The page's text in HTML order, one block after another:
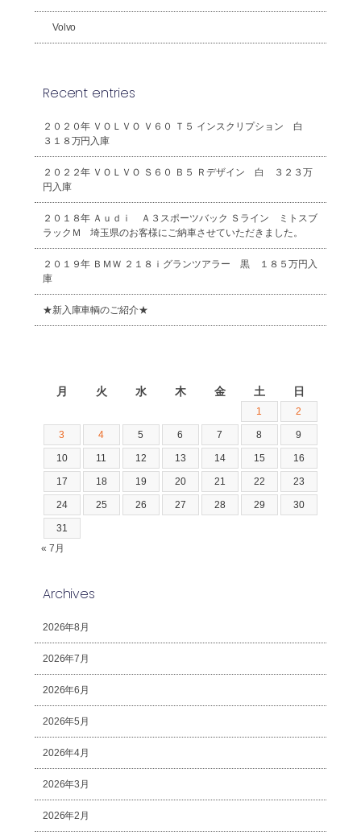
Volvo
Recent entries
２０２０年 ＶＯＬＶＯ Ｖ６０ Ｔ５ インスクリプション 白
３１８万円入庫
２０２２年 ＶＯＬＶＯ Ｓ６０ Ｂ５ Ｒデザイン 白 ３２３万
円入庫
２０１８年 Ａｕｄｉ Ａ３スポーツバック Ｓライン ミトスブ
ラックＭ 埼玉県のお客様にご納車させていただきました。
２０１９年 ＢＭＷ ２１８ｉグランツアラー 黒 １８５万円入
庫
★新入庫車輌のご紹介★
月 火 水 木 金 土 日
1 2
3 4 5 6 7 8 9
10 11 12 13 14 15 16
17 18 19 20 21 22 23
24 25 26 27 28 29 30
31
« 7月
Archives
2026年8月
2026年7月
2026年6月
2026年5月
2026年4月
2026年3月
2026年2月